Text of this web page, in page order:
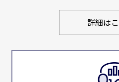
詳細は